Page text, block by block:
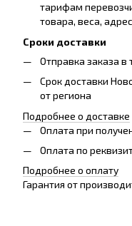
тарифам
товара, весa,
Сроки доставки
Отправка заказа в
Срок доставки
от региона
Подробнее о доставке
Оплата при
Оплата по
Подробнее о оплату
Гарантия от